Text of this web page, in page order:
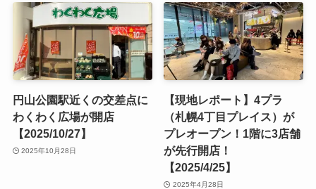
円山公園駅近くの交差点に
わくわく広場が開店
【2025/10/27】
2025年10月28日
【現地レポート】4プラ
（札幌4丁目プレイス）が
プレオープン！1階に3店舗
が先行開店！
【2025/4/25】
2025年4月28日